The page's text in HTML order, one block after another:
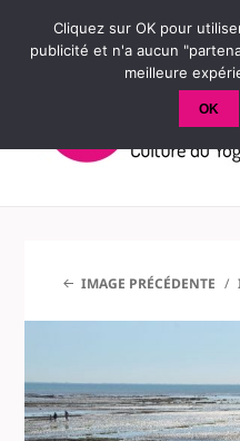
IMAGE PRÉCÉDENTE
Cliquez sur OK pour
publicité et n'a aucun
meilleure
OK